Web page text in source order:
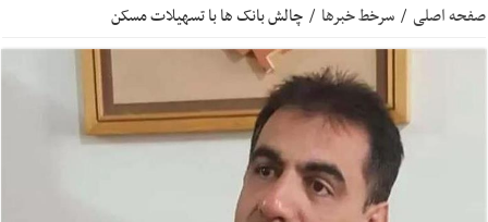
صفحه اصلی / سرخط خبرها / چالش بانک ها با تسهیلات مسکن